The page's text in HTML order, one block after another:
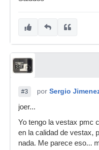
#3 por Sergio
joer...
Yo tengo la vestax pmc
en la calidad de vestax,
nada. Me parece eso...